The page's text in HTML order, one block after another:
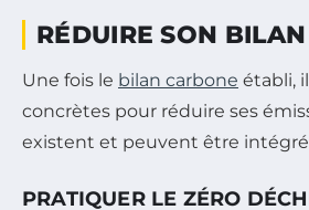
RÉDUIRE SON
Une fois le bilan carbone établi,
concrètes pour réduire ses
existent et peuvent être
PRATIQUER LE ZÉRO